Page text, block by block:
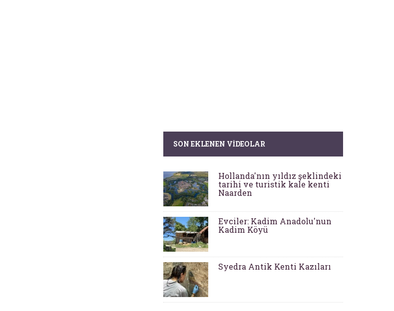
SON EKLENEN VIDEOLAR
Hollanda'nın yıldız şeklindeki
tarihi ve turistik kale kenti
Naarden
Evciler: Kadim Anadolu'nun
Kadim Köyü
Syedra Antik Kenti Kazıları